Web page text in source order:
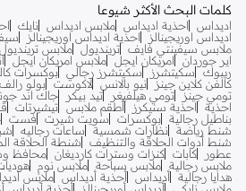
كلمات البحث الأكثر شيوعا
اديداس احذية اديداس ملابس اديداس نايك
اديداس اوريجينالز
احذية اديداس اوريجينالز
ملابس سيفينتي فايف ترينديول ملابس ترينديول
اير جوردان
امريكان ايجل ملابس امريكان ايجل
ريبوك
سكيتشرز سكيتشرز رجالي بوكسرات
كالفن كلاين جينز نيو بالانس لاكوست بولو
تومي جينز تومي هيلفيغر تيد بيكر جاك اند
احذية
احذية سنيكرز أطقم ملابس تيشيرتات
بناطيل رجالية بوكسرات سويت شيرت فست
شنط رياضة نظارات شمسية ساعات رجاليه
شنط أدوات الحلاقة والتنظيف
شنطة الحلاقة
عطور
كابات كنزات وسترات كارديغان محافظ
ملابس رجالية ملابس سباحة ملابس نوم
هدايا رجالية أديداس أحذية أديداس ملابس